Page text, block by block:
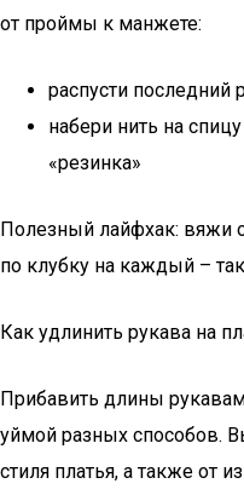
от проймы к манжете:
распусти последний
набери нить на
«резинка»
Полезный лайфхак: вяжи
по клубку на каждый –
Как удлинить рукава на
Прибавить длины
уймой разных способов.
стиля платья, а также от